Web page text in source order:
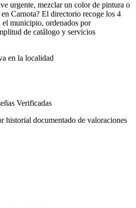
urgente, mezclar un color de pintura o
Carnota? El directorio recoge los 4
el municipio, ordenados por
de catálogo y servicios
en la localidad
Verificadas
historial documentado de valoraciones